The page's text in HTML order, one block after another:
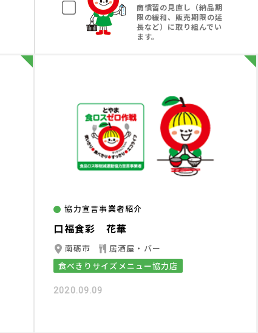
商慣習の見直し（納品期
限の緩和、販売期限の延
長など）に取り組んでい
ます。
協力宣言事業者紹介
口福食彩 花華
南砺市
居酒屋・バー
食べきりサイズメニュー協力店
2020.09.09